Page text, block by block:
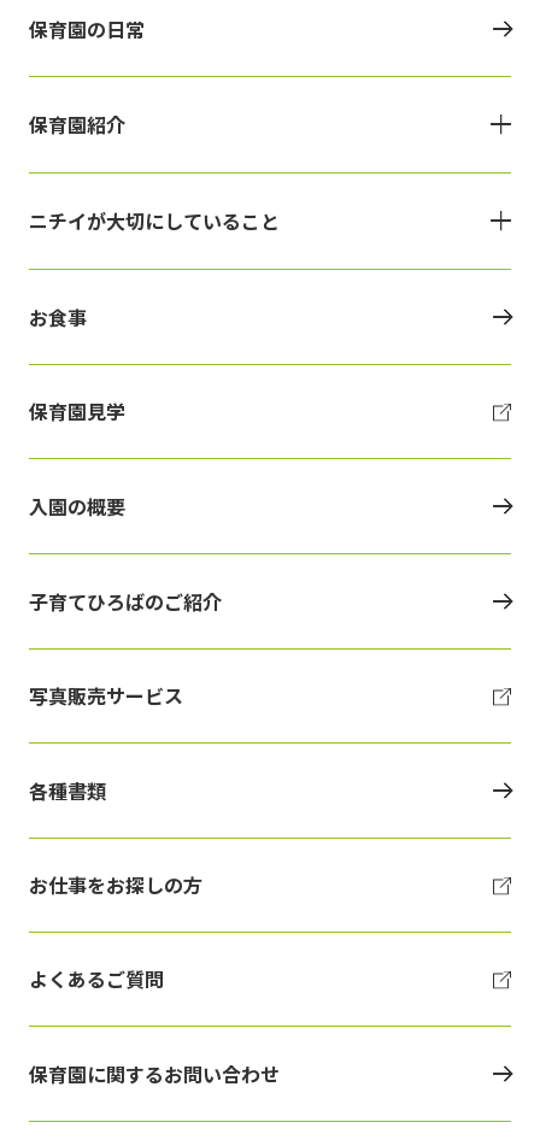
保育園の日常
保育園紹介
ニチイが大切にしていること
お食事
保育園見学
入園の概要
子育てひろばのご紹介
写真販売サービス
各種書類
お仕事をお探しの方
よくあるご質問
保育園に関するお問い合わせ